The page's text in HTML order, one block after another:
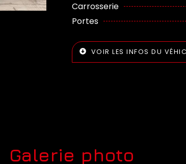
Carrosserie
Portes
VOIR LES INFOS DU
Galerie photo